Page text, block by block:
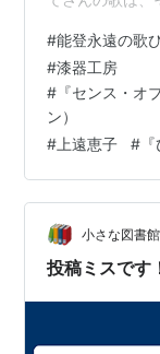
後には、厳しく
隠れして、すて
人も多かった…
なく愛し、生
は、平成11年
んの短歌に惹
#能登永遠の歌
#漆器工房
# 『センス・オ
ン）
#上遠恵子 #
小さな図書
投稿ミスです